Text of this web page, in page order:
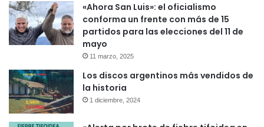
«Ahora San Luis»: el oficialismo
conforma un frente con más de 15
partidos para las elecciones del 11 de
mayo
11 marzo, 2025
Los discos argentinos más vendidos de
la historia
1 diciembre, 2024